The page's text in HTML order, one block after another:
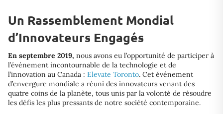
Un Rassemblement Mondial
d’Innovateurs Engagés
En septembre 2019, nous avons eu l’opportunité de participer à
l’événement incontournable de la technologie et de
l’innovation au Canada : Elevate Toronto. Cet événement
d’envergure mondiale a réuni des innovateurs venant des
quatre coins de la planète, tous unis par la volonté de résoudre
les défis les plus pressants de notre société contemporaine.